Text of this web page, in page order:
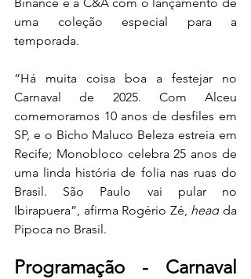
uma coleção especial para a
temporada.
“Há muita coisa boa a festejar no
Carnaval de 2025. Com Alceu
comemoramos 10 anos de desfiles em
SP, e o Bicho Maluco Beleza estreia em
Recife; Monobloco celebra 25 anos de
uma linda história de folia nas ruas do
Brasil. São Paulo vai pular no
Ibirapuera”, afirma Rogério Zé, head da
Pipoca no Brasil.
Programação - Carnaval